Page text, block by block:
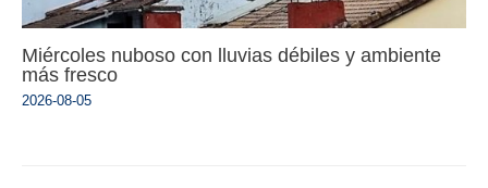
Miércoles nuboso con lluvias débiles y ambiente
más fresco
2026-08-05